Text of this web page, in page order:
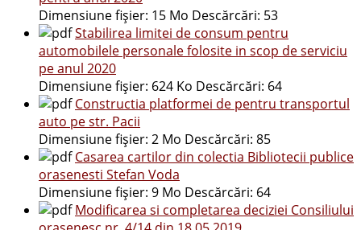
Dimensiune fișier: 15 Mo Descărcări: 53
Stabilirea limitei de consum pentru
automobilele personale folosite in scop de serviciu
pe anul 2020
Dimensiune fișier: 624 Ko Descărcări: 64
Constructia platformei de pentru transportul
auto pe str. Pacii
Dimensiune fișier: 2 Mo Descărcări: 85
Casarea cartilor din colectia Bibliotecii publice
orasenesti Stefan Voda
Dimensiune fișier: 9 Mo Descărcări: 64
Modificarea si completarea deciziei Consiliului